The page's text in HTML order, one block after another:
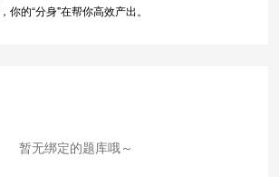
你的“分身"在帮你高效产出。
暂无绑定的题库哦～